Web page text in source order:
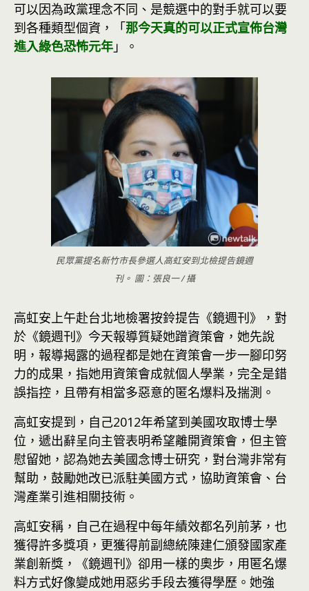
可以因為政黨理念不同、是競選中的對手就可以要
到各種類型個資，「那今天真的可以正式宣佈台灣
進入綠色恐怖元年 」。
民眾黨提名新竹市長參選人高虹安到北檢提告鏡週
刊。 圖：張良一 / 攝
高虹安上午赴台北地檢署按鈴提告《鏡週刊》，對
於《鏡週刊》今天報導質疑她蹭資策會，她先說
明，報導揭露的過程都是她在資策會一步一腳印努
力的成果，指她用資策會成就個人學業，完全是錯
誤指控，且帶有相當多惡意的匿名爆料及揣測。
高虹安提到，自己2012年希望到美國攻取博士學
位，遞出辭呈向主管表明希望離開資策會，但主管
慰留她，認為她去美國念博士研究，對台灣非常有
幫助，鼓勵她改已派駐美國方式，協助資策會、台
灣產業引進相關技術。
高虹安稱，自己在過程中每年績效都名列前茅，也
獲得許多獎項，更獲得前副總統陳建仁頒發國家產
業創新獎，《鏡週刊》卻用一樣的奧步，用匿名爆
料方式好像變成她用惡劣手段去獲得學歷。她強